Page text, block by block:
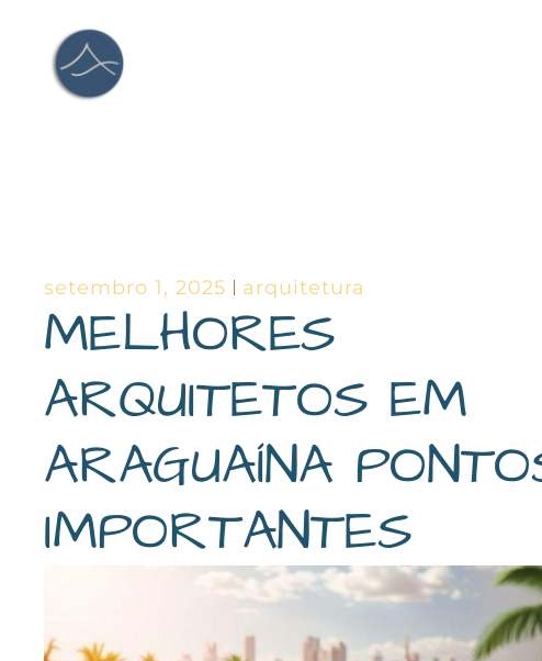
setembro 1, 2025 arquitetura
MELHORES
ARQUITETOS EM
ARAGUAÍNA
IMPORTANTES